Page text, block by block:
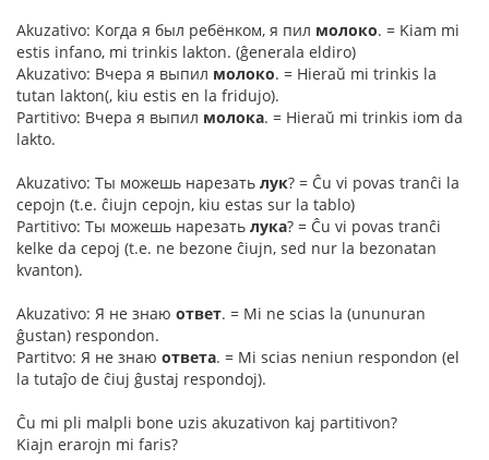
Akuzativo: Когда я был ребёнком, я пил молоко. = Kiam mi
estis infano, mi trinkis lakton. (ĝenerala eldiro)
Akuzativo: Вчера я выпил молоко. = Hieraŭ mi trinkis la
tutan lakton(, kiu estis en la fridujo).
Partitivo: Вчера я выпил молока. = Hieraŭ mi trinkis iom da
lakto.
Akuzativo: Ты можешь нарезать лук? = Ĉu vi povas tranĉi la
cepojn (t.e. ĉiujn cepojn, kiu estas sur la tablo)
Partitivo: Ты можешь нарезать лука? = Ĉu vi povas tranĉi
kelke da cepoj (t.e. ne bezone ĉiujn, sed nur la bezonatan
kvanton).
Akuzativo: Я не знаю ответ. = Mi ne scias la (ununuran
ĝustan) respondon.
Partitvo: Я не знаю ответа. = Mi scias neniun respondon (el
la tutaĵo de ĉiuj ĝustaj respondoj).
Ĉu mi pli malpli bone uzis akuzativon kaj partitivon?
Kiajn erarojn mi faris?